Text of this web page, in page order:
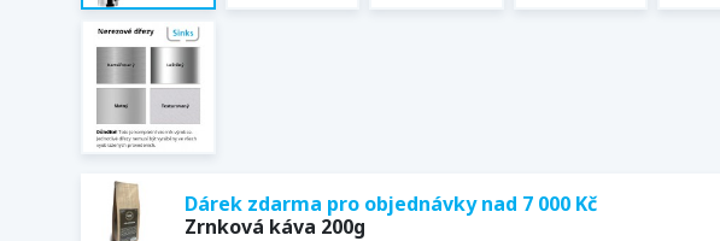
Dárek zdarma pro objednávky nad 7 000 Kč
Zrnková káva 200g